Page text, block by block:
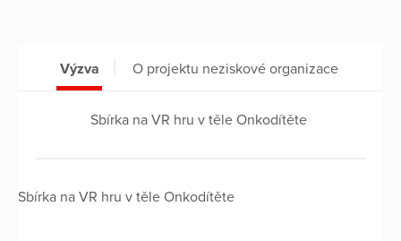
Výzva O projektu neziskové organizace
Sbírka na VR hru v těle Onkodítěte
Sbírka na VR hru v těle Onkodítěte